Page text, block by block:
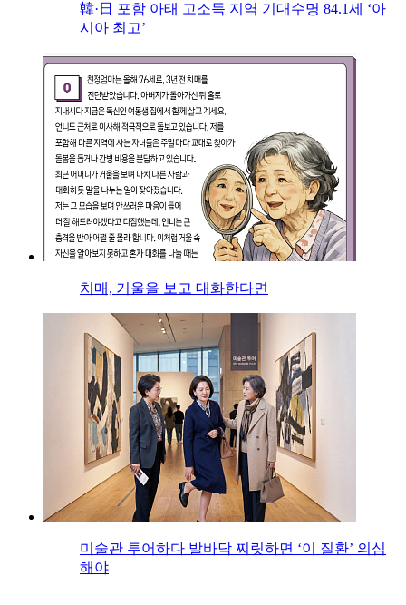
韓·日 포함 아태 고소득 지역 기대수명 84.1세 ‘아
시아 최고’
치매, 거울을 보고 대화한다면
미술관 투어하다 발바닥 찌릿하면 ‘이 질환’ 의심
해야